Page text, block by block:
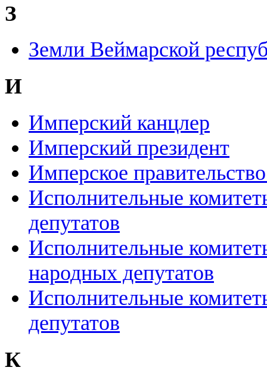
З
Земли Веймарской
И
Имперский канцлер
Имперский президент
Имперское
Исполнительные
депутатов
Исполнительные
народных депутатов
Исполнительные
депутатов
К